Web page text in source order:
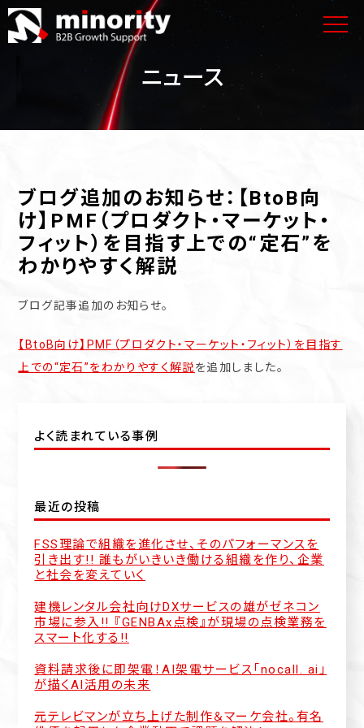
ニュース
ブログ追加のお知らせ：【BtoB向
け】PMF（プロダクト・マーケット・
フィット）を目指す上での“定石”を
わかりやすく解説
ブログ記事追加のお知らせ。
【BtoB向け】PMF（プロダクト・マーケット・フィット）を目指す
上での“定石”をわかりやすく解説を追加しました。
よく読まれている事例
最近の投稿
FSS理論で組織を進化させ、そのパフォーマンスを
引き出す!! 誰もがいきいき働ける組織を作り、企業
と社会を変えていく
建機レンタル会社向けDXサービスの雄がゼネコン
市場に参入!! 『GENBAx点検』が現場の点検業務を
スマート化する!!
資料請求後に即架電！AI架電サービス「nocall. ai」
が描くAI活用の未来
元テレビマンが立ち上げた制作＆マーケ会社。有名